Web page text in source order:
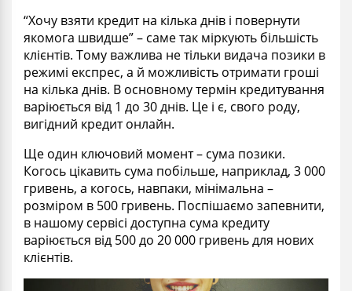
“Хочу взяти кредит на кілька днів і повернути
якомога швидше” – саме так міркують більшість
клієнтів. Тому важлива не тільки видача позики в
режимі експрес, а й можливість отримати гроші
на кілька днів. В основному термін кредитування
варіюється від 1 до 30 днів. Це і є, свого роду,
вигідний кредит онлайн.
Ще один ключовий момент – сума позики.
Когось цікавить сума побільше, наприклад, 3 000
гривень, а когось, навпаки, мінімальна –
розміром в 500 гривень. Поспішаємо запевнити,
в нашому сервісі доступна сума кредиту
варіюється від 500 до 20 000 гривень для нових
клієнтів.